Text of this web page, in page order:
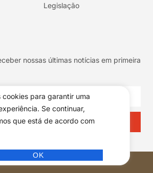
cookies para garantir uma
Se continuar,
que está de acordo com
OK
Legislação
nossas últimas notícias em primeira
INSCREVER